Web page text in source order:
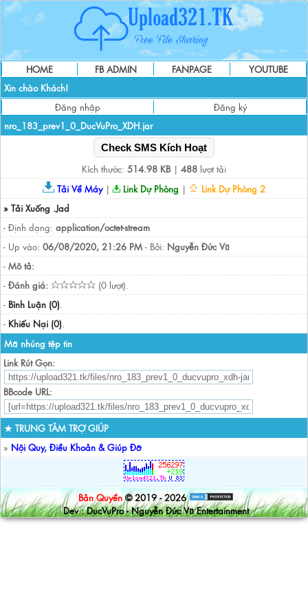
HOME FB ADMIN FANPAGE
YOUTUBE
Xin chào Khách!
Đăng nhập
Đăng ký
nro_183_prev1_0_DucVuPro_XDH.jar
Check SMS Kích Hoạt
Kích thước: 514.98 KB| 488 lượt tải
Tải Về Máy| Link Dự Phòng |
Link Dự Phòng 2
» Tải Xuống .Jad
- Định dạng: application/octet-stream
- Up vào: 06/08/2020, 21:26 PM - Bởi: Nguyễn Đức Vũ
- Mô tả:
- Đánh giá:
(0 lượt).
- Bình Luận (0).
- Khiếu Nại (0).
Mã nhúng tệp tin
Link Rút Gọn:
BBcode URL:
★ TRUNG TÂM TRỢ GIÚP
» Nội Quy, Điều Khoản & Giúp Đỡ
Bản Quyền © 2019 - 2026
Dev : DucVuPro - Nguyễn Đức Vũ Entertainment